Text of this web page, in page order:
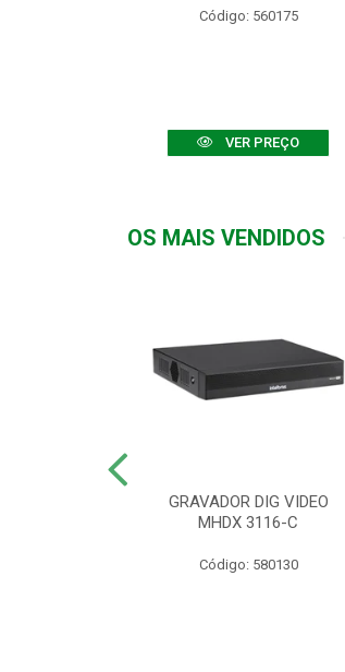
Código: 560175
VER PREÇO
OS MAIS VENDIDOS
GRAVADOR DIG VIDEO
MHDX 3116-C
Código: 580130